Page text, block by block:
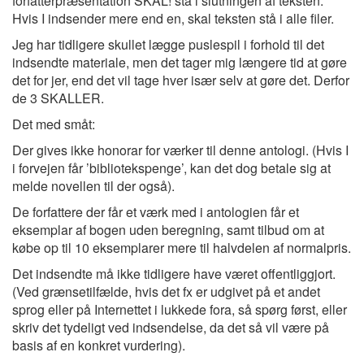
Hvis I indsender mere end en, skal teksten stå i alle filer.
Jeg har tidligere skullet lægge puslespil i forhold til det
indsendte materiale, men det tager mig længere tid at gøre
det for jer, end det vil tage hver især selv at gøre det. Derfor
de 3 SKALLER.
Det med småt:
Der gives ikke honorar for værker til denne antologi. (Hvis I
i forvejen får ’bibliotekspenge’, kan det dog betale sig at
melde novellen til der også).
De forfattere der får et værk med i antologien får et
eksemplar af bogen uden beregning, samt tilbud om at
købe op til 10 eksemplarer mere til halvdelen af normalpris.
Det indsendte må ikke tidligere have været offentliggjort.
(Ved grænsetilfælde, hvis det fx er udgivet på et andet
sprog eller på Internettet i lukkede fora, så spørg først, eller
skriv det tydeligt ved indsendelse, da det så vil være på
basis af en konkret vurdering).